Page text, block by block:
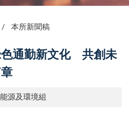
本所新聞稿
色通勤新文化 共創未
源及環境組